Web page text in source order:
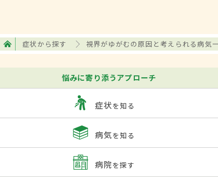
症状から探す 視界がゆがむの原因と考えられる病気
悩みに寄り添うアプローチ
症状を知る
病気を知る
病院を探す